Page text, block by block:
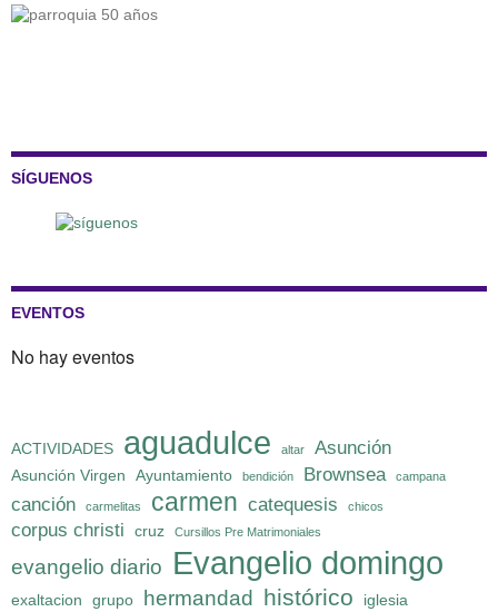
SÍGUENOS
EVENTOS
No hay eventos
ACTIVIDADES aguadulce altar Asunción
Asunción Virgen Ayuntamiento bendición Brownsea campana
canción carmelitas carmen catequesis chicos
corpus christi cruz Cursillos Pre Matrimoniales
evangelio diario Evangelio domingo
exaltacion grupo hermandad histórico iglesia